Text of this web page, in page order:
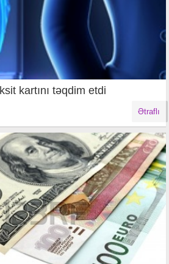
kartını təqdim etdi
Ətraflı